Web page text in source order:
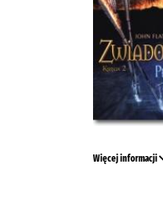
Więcej informacji